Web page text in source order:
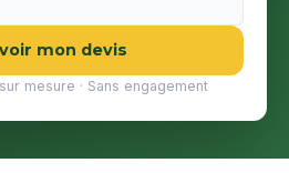
mon devis
mesure · Sans engagement